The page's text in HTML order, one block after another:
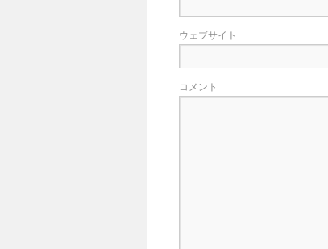
ウェブサイト
コメント